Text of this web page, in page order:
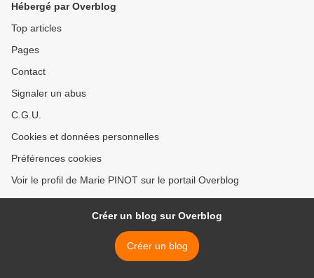
Hébergé par Overblog
Top articles
Pages
Contact
Signaler un abus
C.G.U.
Cookies et données personnelles
Préférences cookies
Voir le profil de Marie PINOT sur le portail Overblog
Créer un blog sur Overblog
Créer un blog